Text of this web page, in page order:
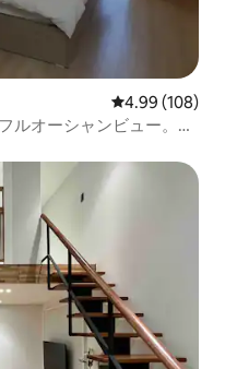
レビュー108
4.99 (108)
ルオーシャンビュー。テ